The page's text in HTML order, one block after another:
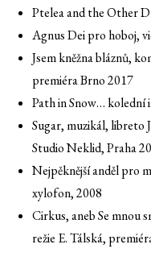
Ptelea and the Other
Agnus Dei pro hoboj,
Jsem kněžna bláznů,
premiéra Brno 2017
Path in Snow… kolední
Sugar, muzikál, libreto
Studio Neklid, Praha
Nejpěknější anděl pro
xylofon, 2008
Cirkus, aneb Se mnou
režie E. Tálská,